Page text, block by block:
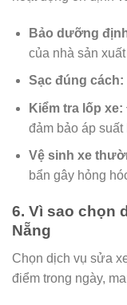
Bảo dưỡng
của nhà sản
Sạc đúng cách:
Kiểm tra lốp xe:
đảm bảo áp
Vệ sinh xe
bẩn gây hỏng
6. Vì sao chọn
Nẵng
Chọn dịch vụ sửa
điểm trong ngày,